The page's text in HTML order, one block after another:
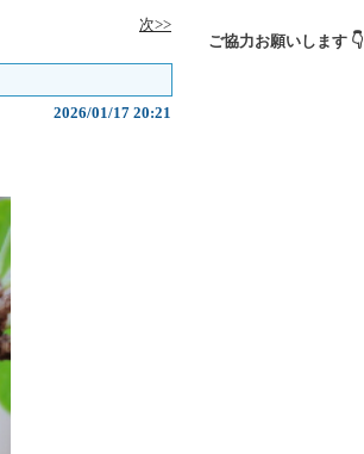
次>>
2026/01/17 20:21
ご協力お願いします 👇